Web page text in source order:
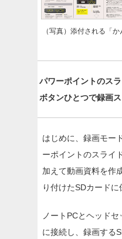
（写真）添付される「か
パワーポイントのス
ボタンひとつで録画
はじめに、録画モー
ーポイントのスライ
加えて動画資料を作
り付けたSDカードに
ノートPCとヘッドセ
に接続し、録画する